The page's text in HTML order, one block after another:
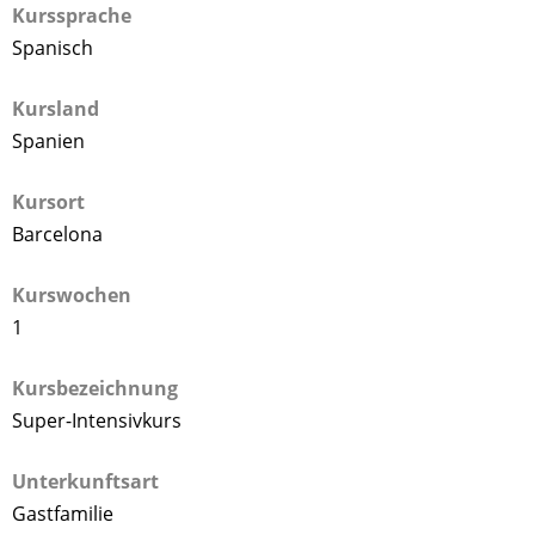
Kurssprache
Spanisch
Kursland
Spanien
Kursort
Barcelona
Kurswochen
1
Kursbezeichnung
Super-Intensivkurs
Unterkunftsart
Gastfamilie